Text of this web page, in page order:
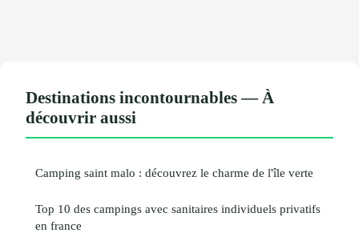
Destinations incontournables — À
découvrir aussi
Camping saint malo : découvrez le charme de l'île verte
Top 10 des campings avec sanitaires individuels privatifs
en france